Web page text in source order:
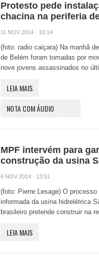
Protesto pede
chacina na periferia
11 NOV 2014 · 18:14
(foto: radio caiçara) Na manhã
de Belém foram tomadas por
nove jovens assassinados no
LEIA MAIS
NOTA COM ÁUDIO
MPF intervém para
construção da usina
6 NOV 2014 · 13:51
(foto: Pierre Lesage) O
informada da usina hidrelétrica
brasileiro pretende construir na
LEIA MAIS